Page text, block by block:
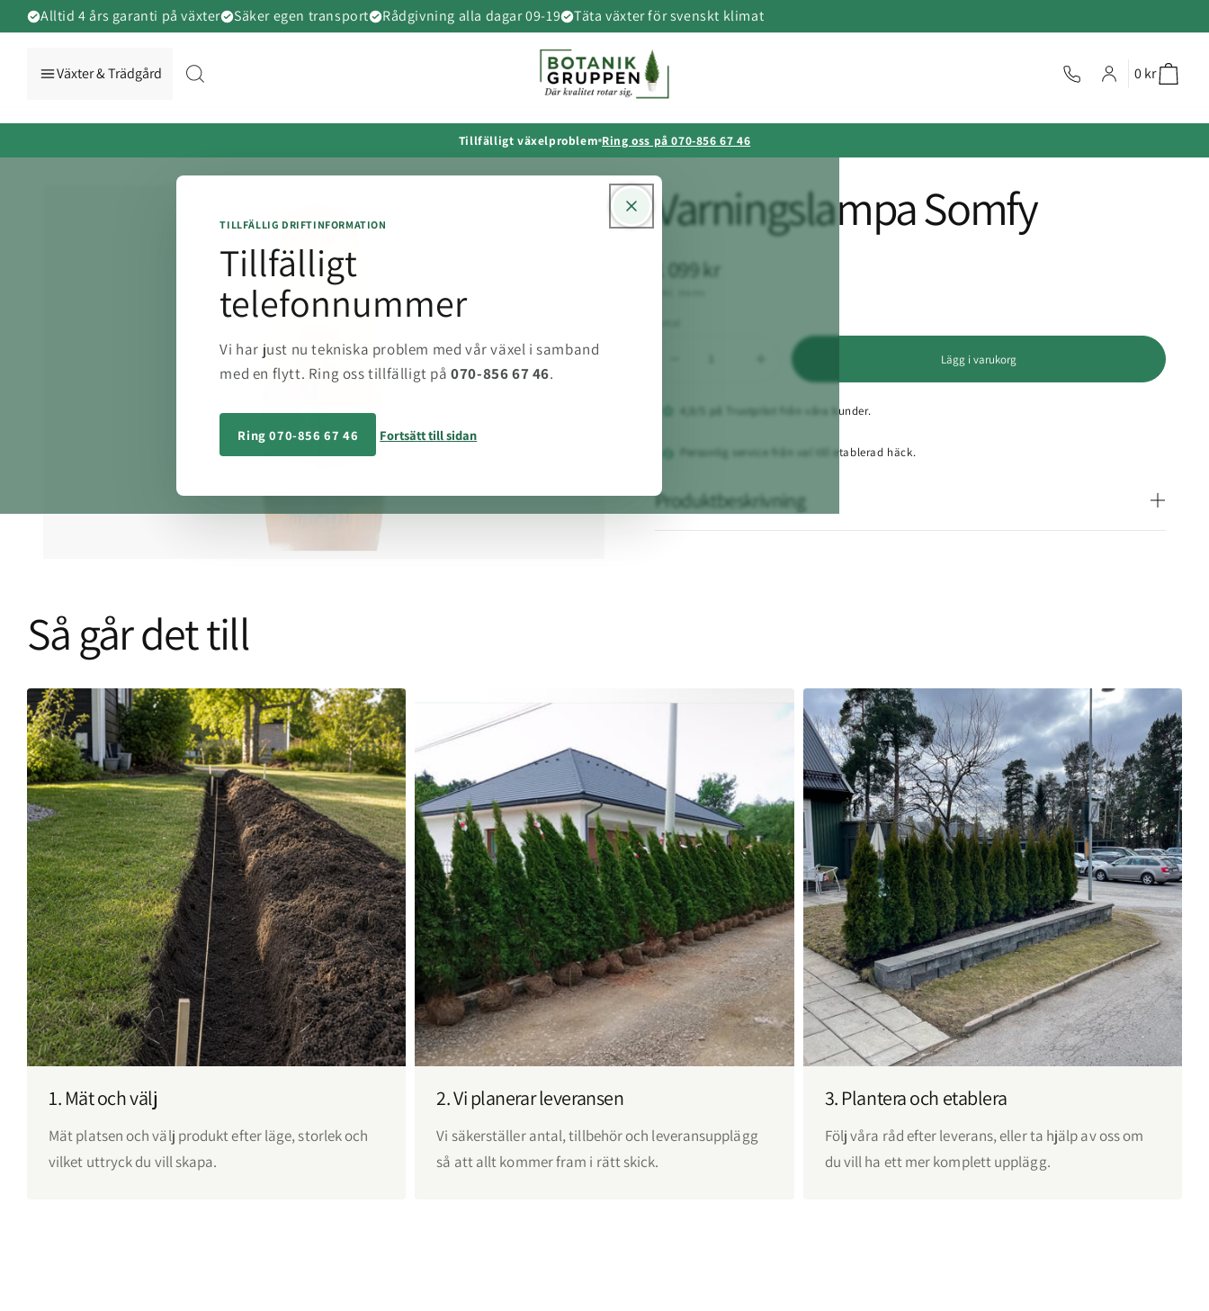
vidare
till
Alltid 4 års garanti på växter Säker egen transport Rådgivning alla dagar 09-19 Täta växter för svenskt klimat
Växter & Trädgård 0 kr
Tillfälligt växelproblem Ring oss på 070-856 67 46
TILLFÄLLIG DRIFTINFORMATION
Tillfälligt
telefonnummer
Vi har just nu tekniska problem med vår växel i samband
med en flytt. Ring oss tillfälligt på070-856 67 46.
Ring 070-856 67 46 Fortsätt till sidan
Varningslampa Somfy
1 099 kr
Lägg i varukorg
4,9/5 på Trustpilot från våra kunder.
Personlig service från val till etablerad häck.
Produktbeskrivning
Egenskaper & fördelar
Tydlig signalering – blinkande...
Läs mer
Så går det till
1. Mät och välj
Mät platsen och välj produkt efter läge, storlek och
vilket uttryck du vill skapa.
2. Vi planerar leveransen
Vi säkerställer antal, tillbehör och leveransupplägg
så att allt kommer fram i rätt skick.
3. Plantera och etablera
Följ våra råd efter leverans, eller ta hjälp av oss om
du vill ha ett mer komplett upplägg.